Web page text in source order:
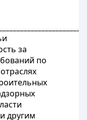
за
по
другим